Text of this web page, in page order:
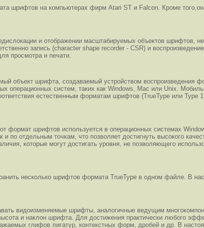
шрифтов на компьютерах фирм Atari ST и Falcon. Кроме
и отображении масштабируемых объектов шрифтов,
запись (character shape recorder - CSR) и
просмотра и печати.
объект шрифта, создаваемый устройством воспроизведения
операционных систем, таких как Windows, Mac или Unix.
естественным форматам шрифтов (TrueType или Type
формат шрифтов используется в операционных системах
по отдельным точкам, что позволяет достигнуть высокого
которые могут достигать уровня, не позволяющего
несколько шрифтов формата TrueType в одном файле. В
видоизменяемые шрифты, аналогичные ведущим
и наклон шрифта. Для достижения практически любого
глифов лигатур, контекстных форм, дробей и др. В